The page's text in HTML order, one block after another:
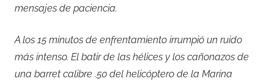
mensajes de paciencia.
A los 15 minutos de enfrentamiento irrumpió un ruido
más intenso. El batir de las hélices y los cañonazos de
una barret calibre .50 del helicóptero de la Marina